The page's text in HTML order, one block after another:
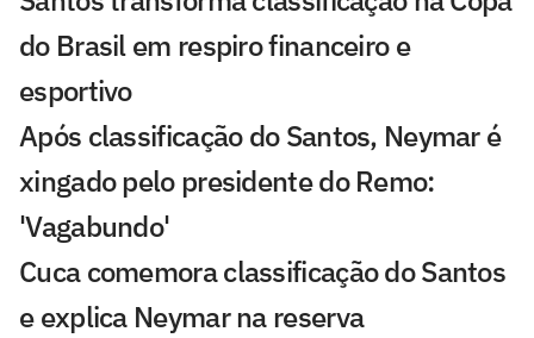
do Brasil em respiro financeiro e
esportivo
Após classificação do Santos, Neymar é
xingado pelo presidente do Remo:
'Vagabundo'
Cuca comemora classificação do Santos
e explica Neymar na reserva